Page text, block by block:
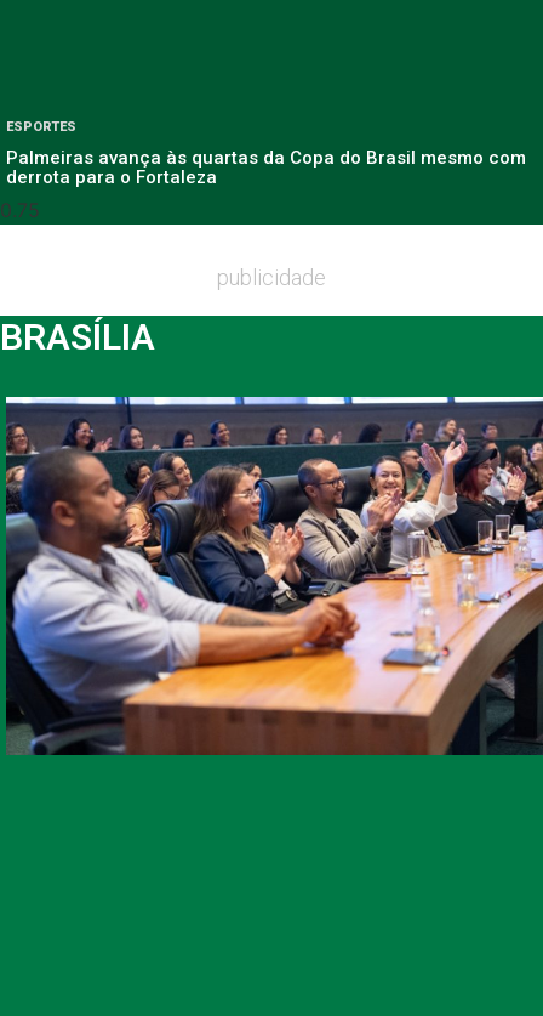
ESPORTES
Palmeiras avança às quartas da Copa do Brasil mesmo com
derrota para o Fortaleza
publicidade
BRASÍLIA